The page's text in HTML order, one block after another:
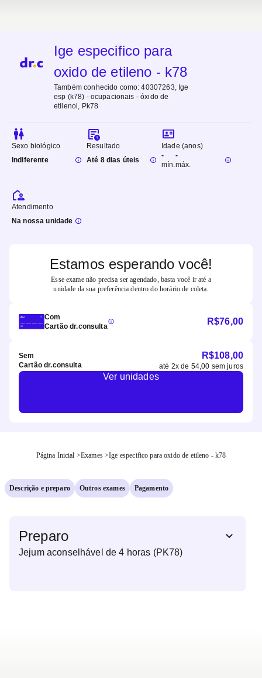
Ige especifico para
oxido de etileno - k78
Também conhecido como:40307263, Ige
esp (k78) - ocupacionais - óxido de
etilenol, Pk78
Sexo biológico
Indiferente
Resultado
Até 8 dias úteis
Idade (anos)
-
mín.
-
máx.
Atendimento
Na nossa unidade
Estamos esperando você!
Esse exame não precisa ser agendado, basta você ir até a
unidade da sua preferência dentro do horário de coleta.
Com
Cartão dr.consulta
R$76,00
Sem
Cartão dr.consulta
R$108,00
até 2x de 54,00 sem juros
Ver unidades
Página Inicial >Exames >Ige especifico para oxido de etileno - k78
Descrição e preparo Outros exames Pagamento
Preparo
Jejum aconselhável de 4 horas (PK78)